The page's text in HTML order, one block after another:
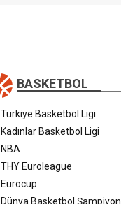
BASKETBOL
Türkiye Basketbol Ligi
Kadınlar Basketbol Ligi
NBA
THY Euroleague
Eurocup
Dünya Basketbol